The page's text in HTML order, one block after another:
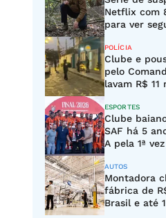
Netflix com
para ver
POLÍCIA
Clube e
pelo
lavam R$ 11
ESPORTES
Clube
SAF há 5
A pela 1ª vez
AUTOS
Montadora
fábrica de
Brasil e até